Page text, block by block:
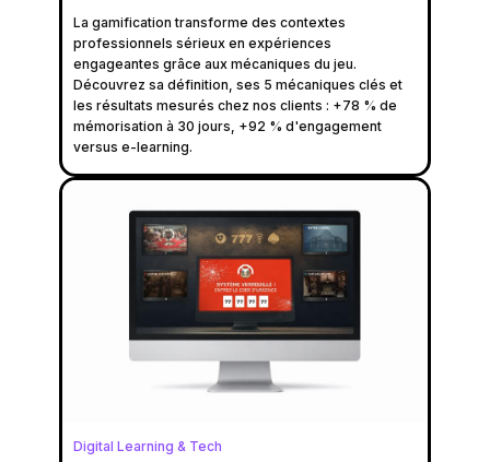
La gamification transforme des contextes
professionnels sérieux en expériences
engageantes grâce aux mécaniques du jeu.
Découvrez sa définition, ses 5 mécaniques clés et
les résultats mesurés chez nos clients : +78 % de
mémorisation à 30 jours, +92 % d'engagement
versus e-learning.
Digital Learning & Tech